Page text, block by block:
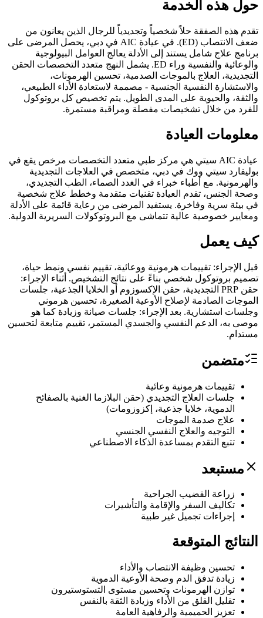
حول هذه الخدمة
تقدم هذه الصفقة حلاً شخصياً وتجديدياً للرجال الذين يعانون من
ضعف الانتصاب (ED). في عيادة AIC في دبي، يحصل المرضى على
برنامج علاج شامل يستند إلى الأدلة يعالج العوامل البيولوجية
والوعائية والنفسية وراء ED. يشمل النهج متعدد التخصصات الحقن
التجديدية، العلاج بالموجات الصدمية، تحسين الهرمونات،
والاستشارة النفسية الجنسية - مصممة لاستعادة الأداء الطبيعي،
والثقة، والحيوية على المدى الطويل. يتم تخصيص كل بروتوكول
للفرد من خلال تشخيصات مفصلة ومراقبة مستمرة.
معلومات العيادة
عيادة AIC سيتي هي مركز طبي متعدد التخصصات مرخص يقع في
بوليفارد سيتي ووك في دبي، متخصص في العلاجات التجديدية
والهرمونية. مع أطباء خبراء في الغدد الصماء، الطب التجديدي،
وصحة الجنس، تقدم العيادة تقنيات متقدمة وخطط علاج شخصية
في بيئة سرية وفاخرة. يستفيد المرضى من رعاية قائمة على الأدلة
ومعايير خصوصية عالية تتماشى مع البروتوكولات السريرية الدولية.
كيف يعمل
قبل الإجراء: تقييمات هرمونية ووعائية، تقييم نفسي ونمط حياة،
تصميم بروتوكول شخصي بناءً على نتائج التشخيص. أثناء الإجراء:
حقن PRP التجديدية، حقن الإكسوزوم أو الخلايا الجذعية، جلسات
الموجات الصادمة لإصلاح الأوعية الصغيرة، تحسين هرموني
وجلسات استشارية. بعد الإجراء: جلسات صيانة وزيادة كما هو
موصى به، الدعم النفسي والجسدي المستمر، تقييم متابعة لتحسين
مستدام.
متضمن
تقييمات هرمونية وعائية
جلسات العلاج التجديدي (حقن البلازما الغنية بالصفائح
الدموية، خلايا جذعية، إكزوزومات)
علاج صدمة الموجات
التوجيه والعلاج النفسي الجنسي
تتبع التقدم بمساعدة الذكاء الاصطناعي
مستبعد
زراعة القضيب الجراحية
تكاليف السفر والإقامة والتأشيرات
إجراءات تجميل غير طبية
النتائج المتوقعة
تحسين وظيفة الانتصاب والأداء
زيادة تدفق الدم وصحة الأوعية الدموية
توازن الهرمونات وتحسين مستوى التستوستيرون
تقليل القلق من الأداء وزيادة الثقة بالنفس
تعزيز الحميمية والرفاهية العامة